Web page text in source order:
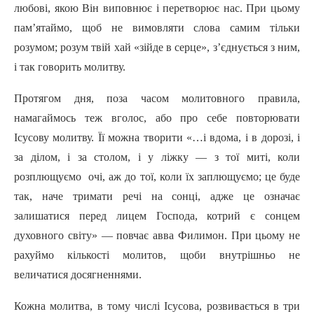
любові, якою Biн виповнює i перетворює нас. При цьому
пам’ятаймо, щоб не вимовляти слова самим тільки
розумом; розум твій хай «зійде в серце», з’єднується з ним,
i так говорить молитву.
Протягом дня, поза часом молитовного правила,
намагаймось теж вголос, aбo про себе повторювати
Ісусову молитву. Ïï можна творити «…i вдома, i в дорозі, i
за ділом, i за столом, i у ліжку — з тої миті, коли
розплющуємо очі, аж до тої, коли ïx заплющуємо; це буде
так, наче тримати речі на сонці, адже це означає
залишатися перед лицем Господа, котрий є сонцем
духовного світу» — повчає авва Филимон. При цьому не
рахуймо кількості молитов, щоби внутрішньо не
величатися досягненнями.
Кожна молитва, в тому числі Ісусова, розвивається в три